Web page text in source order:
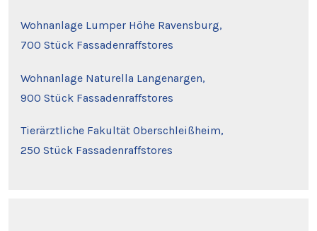
Wohnanlage Lumper Höhe Ravensburg,
700 Stück Fassadenraffstores
Wohnanlage Naturella Langenargen,
900 Stück Fassadenraffstores
Tierärztliche Fakultät Oberschleißheim,
250 Stück Fassadenraffstores